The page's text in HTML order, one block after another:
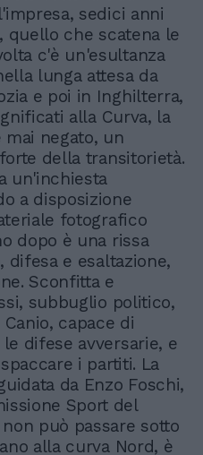
sedici anni
quello che scatena le
c'è un'esultanza
lunga attesa da
e poi in Inghilterra,
alla Curva, la
mai negato, un
della transitorietà.
un'inchiesta
a disposizione
fotografico
dopo è una rissa
e esaltazione,
Sconfitta e
subbuglio politico,
capace di
difese avversarie, e
i partiti. La
da Enzo Foschi,
Sport del
può passare sotto
alla curva Nord, è